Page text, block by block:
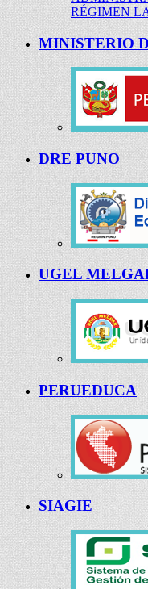
RÉGIMEN
MINISTERIO
DRE PUNO
UGEL
PERUEDUCA
SIAGIE